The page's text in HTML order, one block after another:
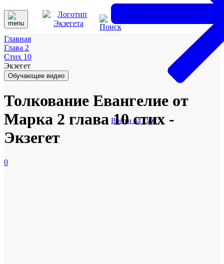
Войти на сайт
Главная
Глава 2
Стих 10
Экзегет
Обучающее видео
Толкование Евангелие от
Марка 2 глава 10 стих -
Экзегет
0